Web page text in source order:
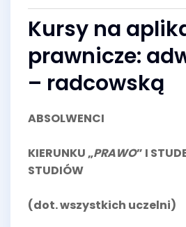
Kursy na
prawnicze:
– radcowską
ABSOLWENCI
KIERUNKU „PRAWO” I
STUDIÓW
(dot. wszystkich uczelni)